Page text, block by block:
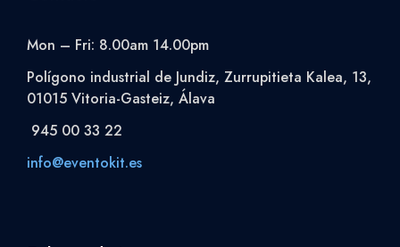
Mon – Fri: 8.00am 14.00pm
Polígono industrial de Jundiz, Zurrupitieta Kalea, 13,
01015 Vitoria-Gasteiz, Álava
945 00 33 22
info@eventokit.es